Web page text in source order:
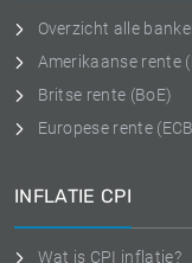
Overzicht alle
Amerikaanse rente
Britse rente (BoE)
Europese rente
INFLATIE CPI
Wat is CPI inflatie?